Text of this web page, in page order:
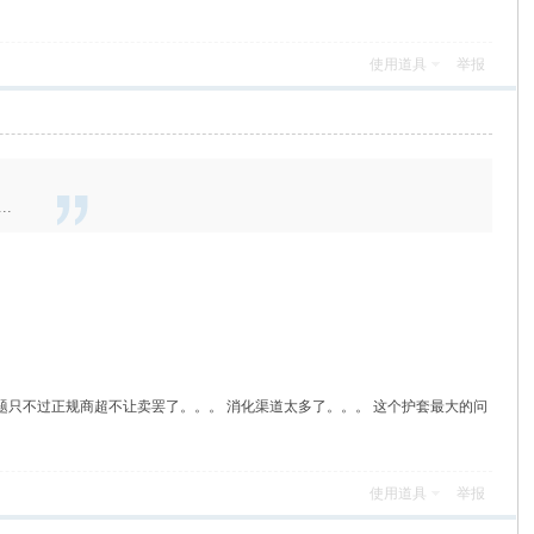
使用道具 举报
不过正规商超不让卖罢了。。。 消化渠道太多了。。。 这个护套最大的问
使用道具 举报